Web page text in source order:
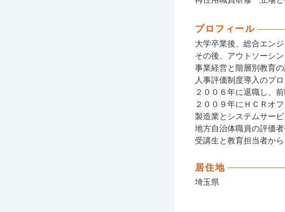
プロフィール
大学卒業後、総合エン
その後、アウトソーシ
事業経営と階層別教育
人事評価制度導入のプ
２００６年に退職し、
２００９年にＨＣＲオ
製造業とシステムサー
地方自治体職員の評価
受講生と教育担当者か
居住地
埼玉県